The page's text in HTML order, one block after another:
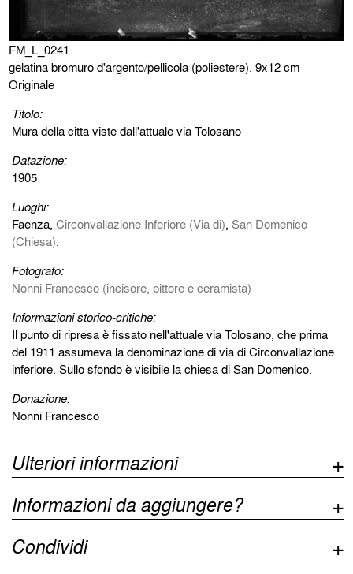
FM_L_0241
gelatina bromuro d'argento/pellicola (poliestere), 9x12 cm
Originale
Titolo:
Mura della citta viste dall'attuale via Tolosano
Datazione:
1905
Luoghi:
Faenza,Circonvallazione Inferiore (Via di), San Domenico
(Chiesa).
Fotografo:
Nonni Francesco (incisore, pittore e ceramista)
Informazioni storico-critiche:
Il punto di ripresa è fissato nell'attuale via Tolosano, che prima
del 1911 assumeva la denominazione di via di Circonvallazione
inferiore. Sullo sfondo è visibile la chiesa di San Domenico.
Donazione:
Nonni Francesco
Ulteriori informazioni
Informazioni da aggiungere?
Condividi